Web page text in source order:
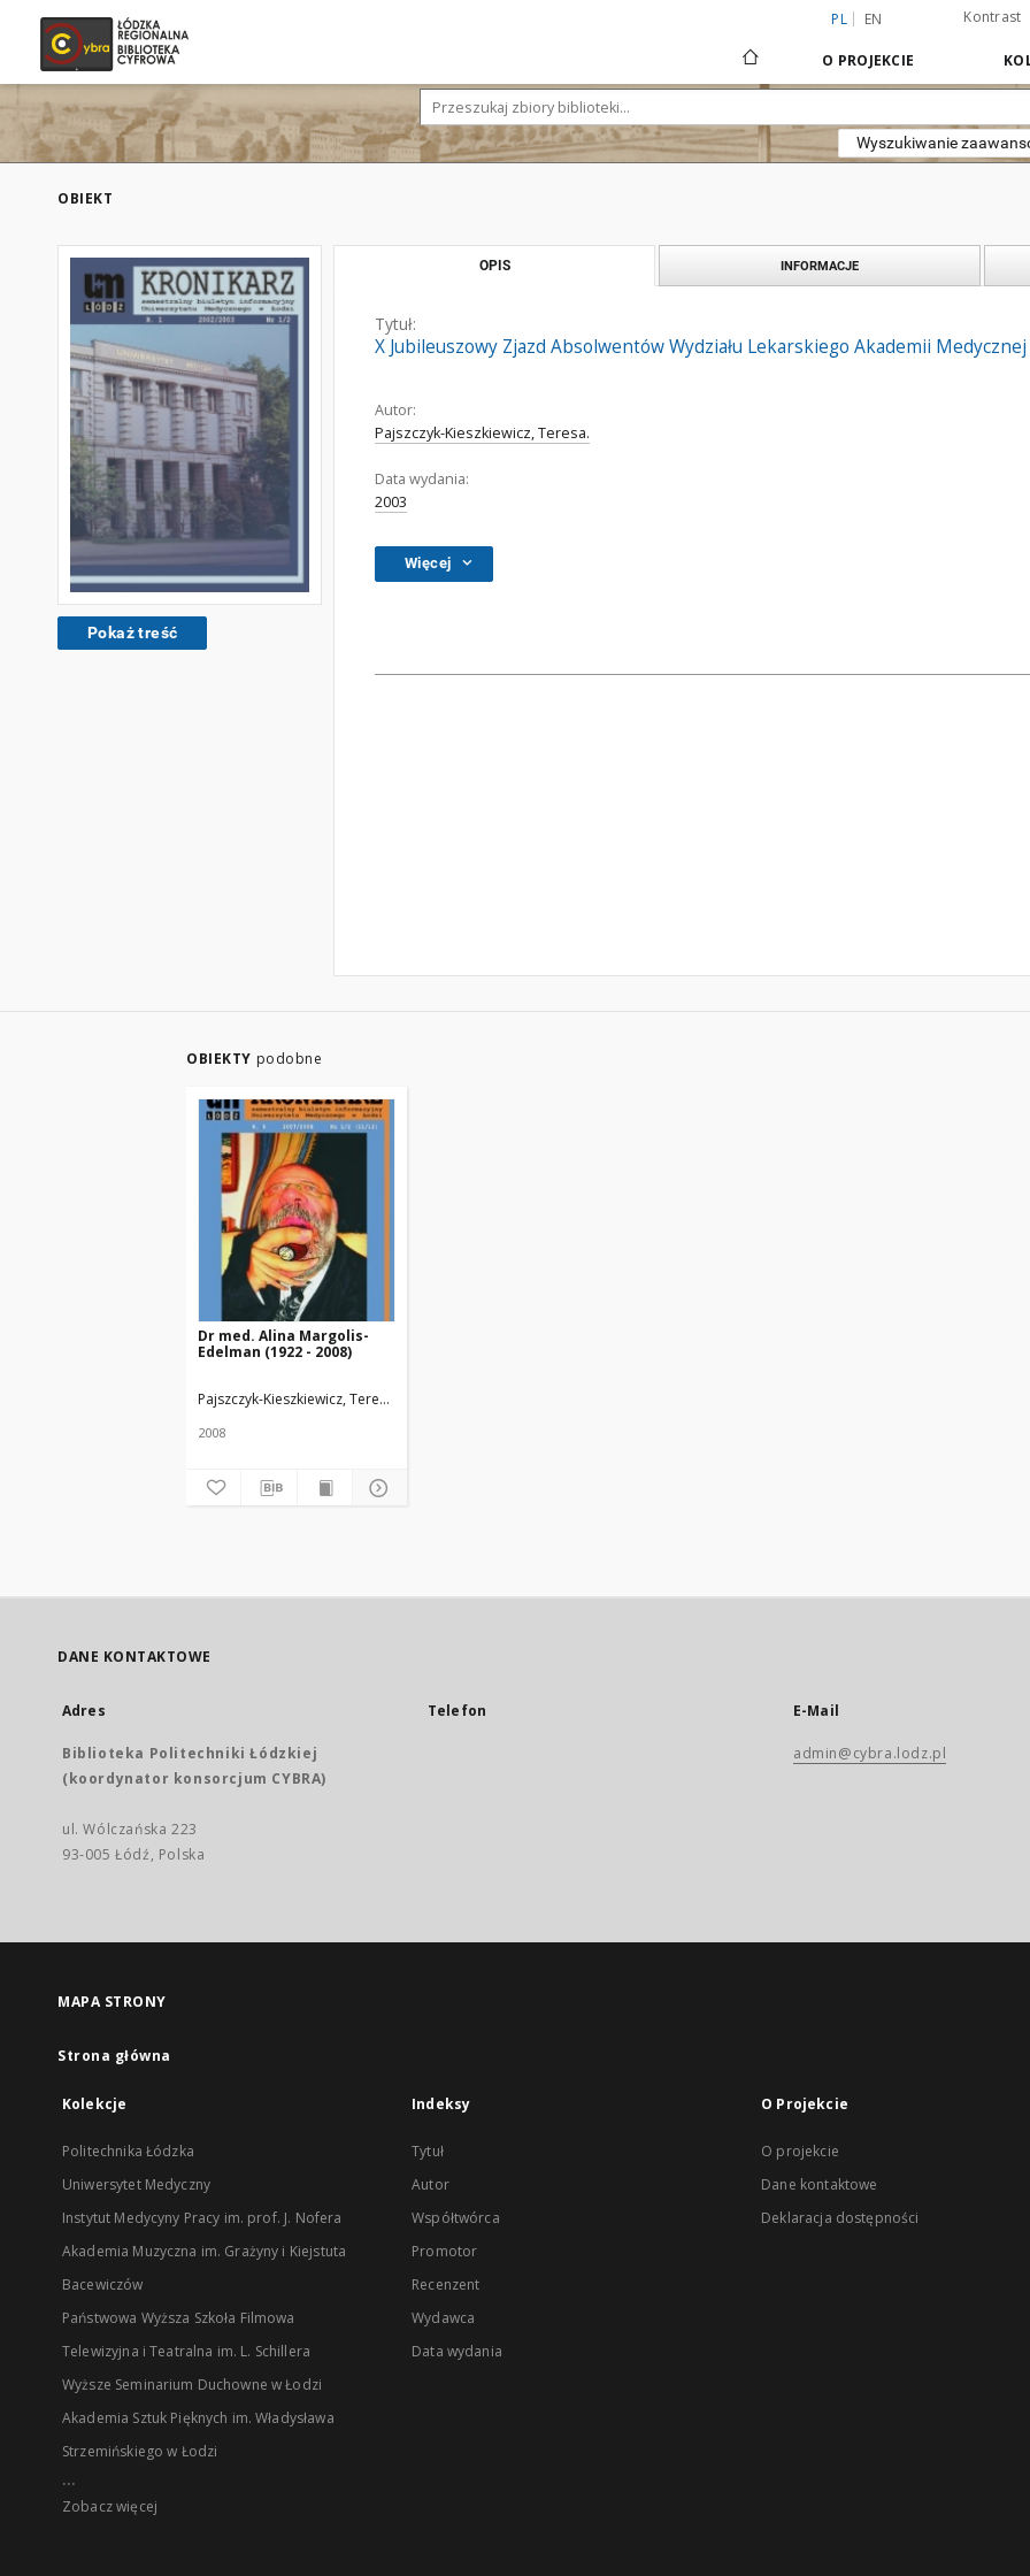
PL EN Kontrast
O PROJEKCIE
Wyszukiwanie
OBIEKT
Pokaż treść
OPIS INFORMACJE
Tytuł:
X Jubileuszowy Zjazd Absolwentów Wydziału Lekarskiego Akademii Medycznej
Autor:
Pajszczyk-Kieszkiewicz, Teresa.
Data wydania:
2003
Więcej
OBIEKTY podobne
Dr med. Alina Margolis-
Edelman (1922 - 2008)
Pajszczyk-Kieszkiewicz, Teresa.
2008
DANE KONTAKTOWE
Adres
Biblioteka Politechniki Łódzkiej
(koordynator konsorcjum CYBRA)
ul. Wólczańska 223
93-005 Łódź, Polska
Telefon E-Mail
admin@cybra.lodz.pl
MAPA STRONY
Strona główna
Kolekcje
Politechnika Łódzka
Uniwersytet Medyczny
Instytut Medycyny Pracy im. prof. J. Nofera
Akademia Muzyczna im. Grażyny i Kiejstuta
Bacewiczów
Państwowa Wyższa Szkoła Filmowa
Telewizyjna i Teatralna im. L. Schillera
Wyższe Seminarium Duchowne w Łodzi
Akademia Sztuk Pięknych im. Władysława
Strzemińskiego w Łodzi
...
Zobacz więcej
Indeksy
Tytuł
Autor
Współtwórca
Promotor
Recenzent
Wydawca
Data wydania
O Projekcie
O projekcie
Dane kontaktowe
Deklaracja dostępności